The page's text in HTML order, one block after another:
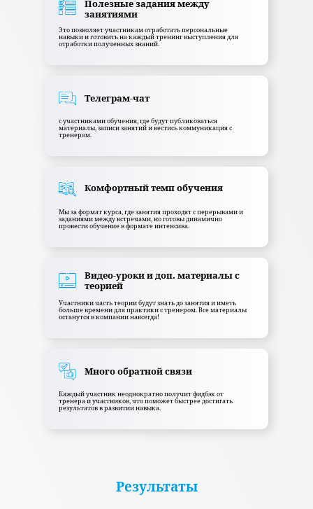
Полезные задания между
занятиями
Это позволяет участникам отработать персональные
навыки и готовить на каждый тренинг выступления для
отработки полученных знаний.
Телеграм-чат
с участниками обучения, где будут публиковаться
материалы, записи занятий и вестись коммуникация с
тренером.
Комфортный темп обучения
Мы за формат курса, где занятия проходят с перерывами и
заданиями между встречами, но готовы динамично
провести обучение в формате интенсива.
Видео-уроки и доп. материалы с
теорией
Участники часть теории будут знать до занятия и иметь
больше времени для практики с тренером. Все материалы
останутся в компании навсегда!
Много обратной связи
Каждый участник неоднократно получит фидбэк от
тренера и участников, что поможет быстрее достигать
результатов в развитии навыка.
Результаты